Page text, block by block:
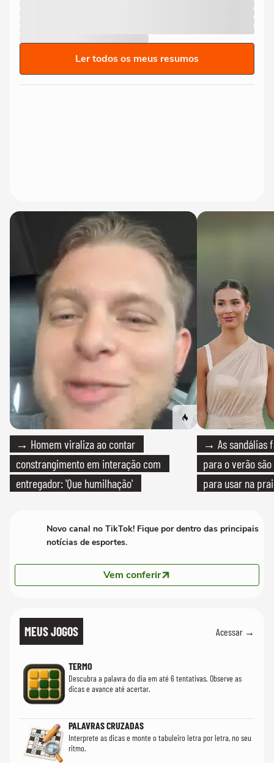
Ler todos os meus resumos
→ Homem viraliza ao contar
constrangimento em interação com
entregador: 'Que humilhação'
→ As sandálias
para o verão
para usar na
Novo canal no TikTok! Fique por dentro das principais
notícias de esportes.
Vem conferir
MEUS JOGOS Acessar →
TERMO
Descubra a palavra do dia em até 6 tentativas. Observe as
dicas e avance até acertar.
PALAVRAS CRUZADAS
Interprete as dicas e monte o tabuleiro letra por letra, no seu
ritmo.